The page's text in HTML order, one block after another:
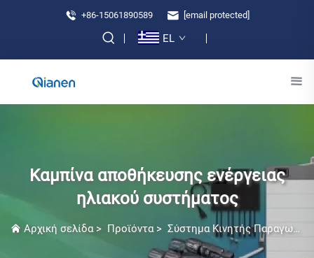
+86-15061890589 [email protected]
EL
Καμπίνα αποθήκευσης ενέργειας
ηλιακού συστήματος
Αρχική σελίδα> Προϊόντα> Σύστημα Κινητής Παραγωγής Ηλεκτρικής Ενέργειας